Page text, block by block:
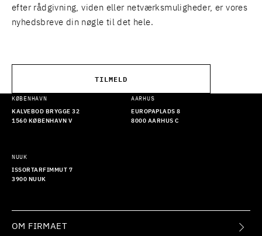
efter rådgivning, viden eller netværksmuligheder, er vores
nyhedsbreve din nøgle til det hele.
TILMELD
KØBENHAVN
KALVEBOD BRYGGE 32
1560 KØBENHAVN V
AARHUS
EUROPAPLADS 8
8000 AARHUS C
NUUK
ISSORTARFIMMUT 7
3900 NUUK
OM FIRMAET